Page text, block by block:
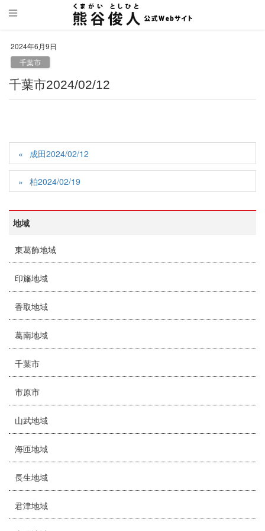
2024年6月9日
千葉市
千葉市2024/02/12
成田2024/02/12
柏2024/02/19
地域
東葛飾地域
印旛地域
香取地域
葛南地域
千葉市
市原市
山武地域
海匝地域
長生地域
君津地域